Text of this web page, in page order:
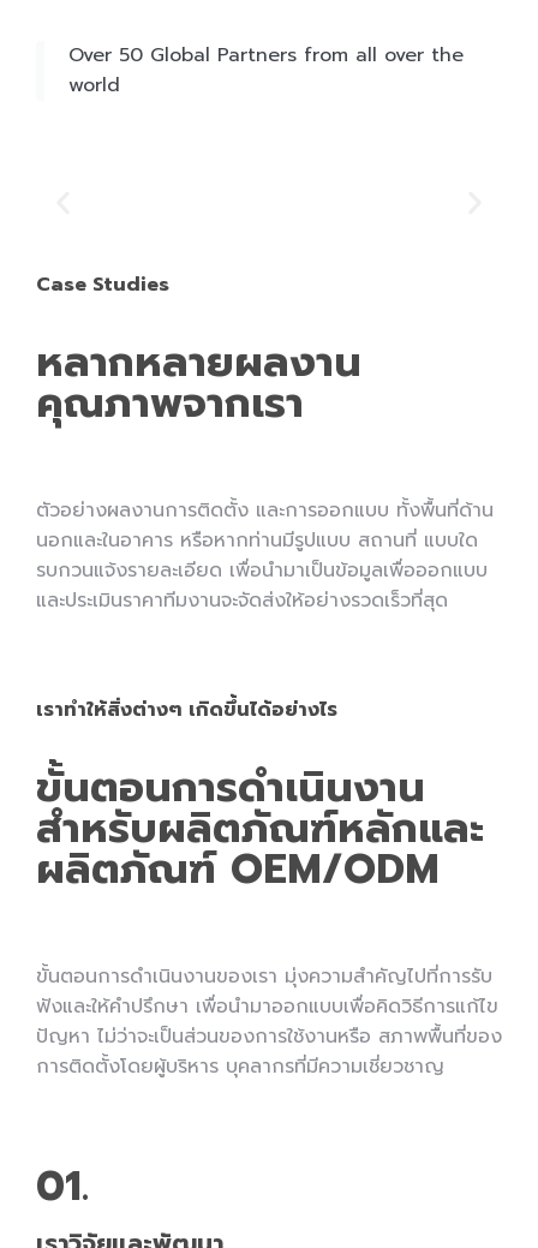
Over 50 Global Partners from all over the
world
สภาพอากาศ การติดตั้งที่ราบรื่นและการบำรุงรักษาที่ไม่ยุ่ง
ยากสำหรับโซลูชัน LED ที่มีประสิทธิภาพ 90+ หลายประเทศ
Case Studies
หลากหลายผลงาน
คุณภาพจากเรา
ตัวอย่างผลงานการติดตั้ง และการออกแบบ ทั้งพื้นที่ด้าน
นอกและในอาคาร หรือหากท่านมีรูปแบบ สถานที่ แบบใด
รบกวนแจ้งรายละเอียด เพื่อนำมาเป็นข้อมูลเพื่อออกแบบ
และประเมินราคาทีมงานจะจัดส่งให้อย่างรวดเร็วที่สุด
เราทำให้สิ่งต่างๆ เกิดขึ้นได้อย่างไร
ขั้นตอนการดำเนินงาน
สำหรับผลิตภัณฑ์หลักและ
ผลิตภัณฑ์ OEM/ODM
ขั้นตอนการดำเนินงานของเรา มุ่งความสำคัญไปที่การรับ
ฟังและให้คำปรึกษา เพื่อนำมาออกแบบเพื่อคิดวิธีการแก้ไข
ปัญหา ไม่ว่าจะเป็นส่วนของการใช้งานหรือ สภาพพื้นที่ของ
การติดตั้งโดยผู้บริหาร บุคลากรที่มีความเชี่ยวชาญ
01.